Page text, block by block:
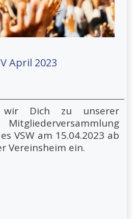
April 2023
Dich zu unserer
VSW am 15.04.2023 ab
Vereinsheim ein.